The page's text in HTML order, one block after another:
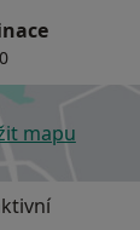
mapu
se otevře v